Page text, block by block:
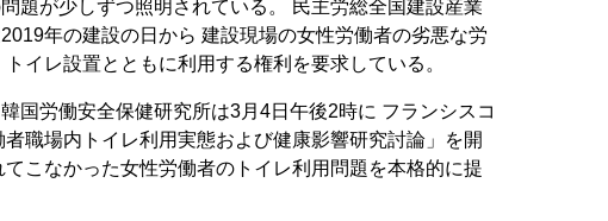
題が少しずつ照明されている。 民主労総全国建設産業
年の建設の日から 建設現場の女性労働者の劣悪な労
イレ設置とともに利用する権利を要求している。
国労働安全保健研究所は3月4日午後2時に フランシスコ
職場内トイレ利用実態および健康影響研究討論」を開
こなかった女性労働者のトイレ利用問題を本格的に提